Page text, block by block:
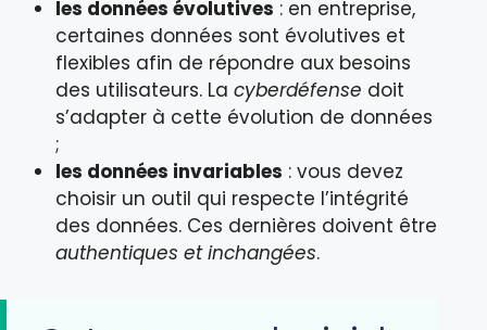
les données évolutives : en entreprise,
certaines données sont évolutives et
flexibles afin de répondre aux besoins
des utilisateurs. La cyberdéfense doit
s’adapter à cette évolution de données
;
les données invariables : vous devez
choisir un outil qui respecte l’intégrité
des données. Ces dernières doivent être
authentiques et inchangées.